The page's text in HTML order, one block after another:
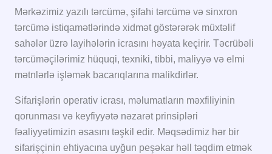
Mərkəzimiz yazılı tərcümə, şifahi tərcümə və sinxron
tərcümə istiqamətlərində xidmət göstərərək müxtəlif
sahələr üzrə layihələrin icrasını həyata keçirir. Təcrübəli
tərcüməçilərimiz hüquqi, texniki, tibbi, maliyyə və elmi
mətnlərlə işləmək bacarıqlarına malikdirlər.
Sifarişlərin operativ icrası, məlumatların məxfiliyinin
qorunması və keyfiyyətə nəzarət prinsipləri
fəaliyyətimizin əsasını təşkil edir. Məqsədimiz hər bir
sifarişçinin ehtiyacına uyğun peşəkar həll təqdim etmək